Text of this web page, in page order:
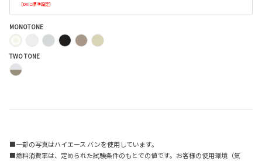
［DXに標準設定］
MONOTONE
TWO TONE
■一部の写真はハイエース バンを使用しています。
■燃料消費率は、定められた試験条件のもとでの値です。お客様の使用環境（気